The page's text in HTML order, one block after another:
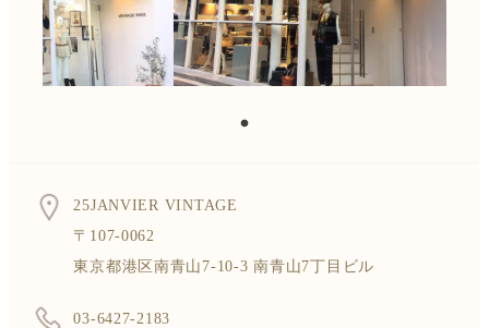
25JANVIER VINTAGE
〒107-0062
東京都港区南青山7-10-3 南青山7丁目ビル
03-6427-2183